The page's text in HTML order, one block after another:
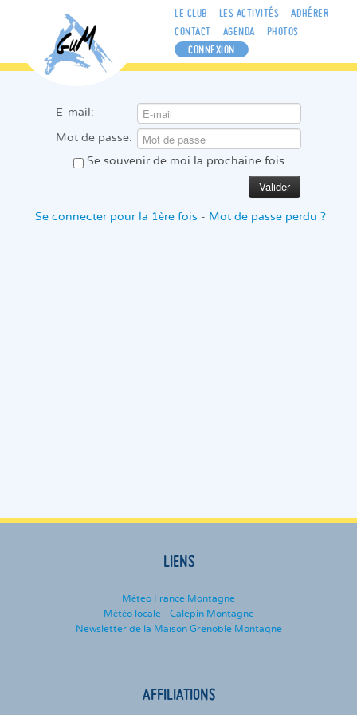
LE CLUB LES ACTIVITÉS
ADHÉRER
CONTACT
AGENDA
PHOTOS
CONNEXION
E-mail:
Mot de passe:
Se souvenir de moi la prochaine fois
Se connecter pour la 1ère fois - Mot de passe perdu ?
LIENS
Méteo France Montagne
Météo locale - Calepin Montagne
Newsletter de la Maison Grenoble Montagne
AFFILIATIONS